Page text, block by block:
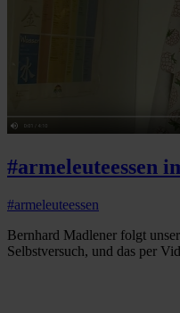
#armeleuteessen
#armeleuteessen
Bernhard Madlener folgt
Selbstversuch, und das per